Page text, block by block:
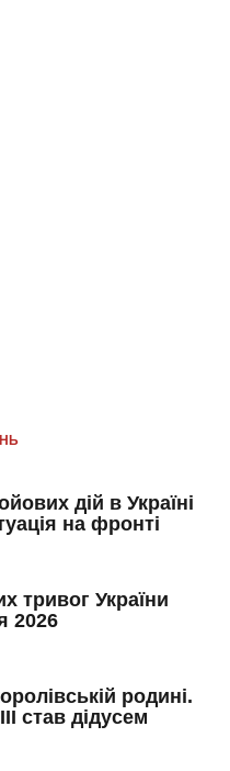
дій в Україні
на фронті
тривог України
2026
родині.
став дідусем